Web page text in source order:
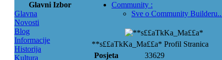
Glavni Izbor
Glavna
Novosti
Blog
Informacije
Historija
Kultura
Community :
Sve o Community
**s££aTkKa_Ma££a* Profil Stranica
Posjeta
33629